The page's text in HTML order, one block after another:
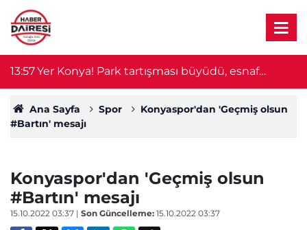
13:57Yer Konya! Park tartışması büyüdü, esnaf
motosiklet sürücüsünü tehdit etti
Ana Sayfa Spor
Konyaspor'dan 'Geçmiş olsun
#Bartın' mesajı
Konyaspor'dan 'Geçmiş olsun
#Bartın' mesajı
15.10.2022 03:37 | Son Güncelleme: 15.10.2022 03:37